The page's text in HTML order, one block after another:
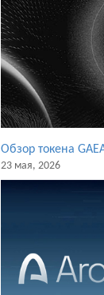
Обзор токена
23 мая, 2026